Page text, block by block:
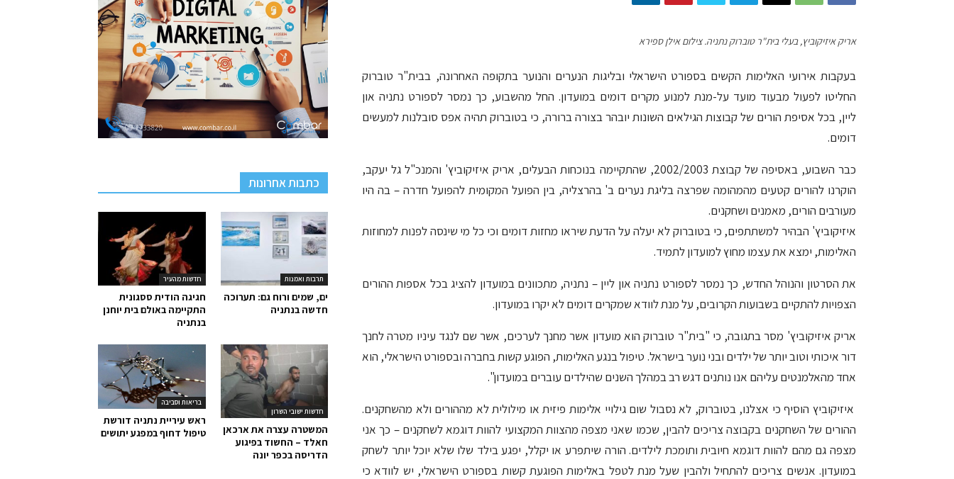
אריק איזיקוביץ, בעלי בית"ר טוברוק נתניה. צילום אילן ספירא
בעקבות אירועי האלימות הקשים בספורט הישראלי ובליגות הנערים והנוער בתקופה האחרונה, בבית"ר טוברוק
החליטו לפעול מבעוד מועד על-מנת למנוע מקרים דומים במועדון. החל מהשבוע, כך נמסר לספורט נתניה און
ליין, בכל אסיפת הורים של קבוצות הגילאים השונות יובהר בצורה ברורה, כי בטוברוק תהיה אפס סובלנות למעשים
דומים.
כבר השבוע, באסיפה של קבוצת 2002/2003, שהתקיימה בנוכחות הבעלים, אריק איזיקוביץ' והמנכ"ל גל יעקב,
הוקרנו להורים קטעים מהמהומה שפרצה בליגת נערים ב' בהרצליה, בין הפועל המקומית להפועל חדרה – בה היו
מעורבים הורים, מאמנים ושחקנים.
איזיקוביץ' הבהיר למשתתפים, כי בטוברוק לא יעלה על הדעת שיראו מחזות דומים וכי כל מי שינסה לפנות למחוזות
האלימות, ימצא את עצמו מחוץ למועדון לתמיד.
את הסרטון והנוהל החדש, כך נמסר לספורט נתניה און ליין – נתניה, מתכוונים במועדון להציג בכל אספות ההורים
הצפויות להתקיים בשבועות הקרובים, על מנת לוודא שמקרים דומים לא יקרו במועדון.
אריק איזיקוביץ' מסר בתגובה, כי "בית"ר טוברוק הוא מועדון אשר מחנך לערכים, אשר שם לנגד עיניו מטרה לחנך
דור איכותי וטוב יותר של ילדים ובני נוער בישראל. טיפול בנגע האלימות, הפוגע קשות בחברה ובספורט הישראלי, הוא
אחד מהאלמנטים עליהם אנו נותנים דגש רב במהלך השנים שהילדים עוברים במועדון".
איזיקוביץ הוסיף כי אצלנו, בטוברוק, לא נסבול שום גילויי אלימות פיזית או מילולית לא מההורים ולא מהשחקנים.
ההורים של השחקנים בקבוצה צריכים להבין, שכמו שאני מצפה מהצוות המקצועי להוות דוגמא לשחקנים – כך אני
מצפה גם מהם להוות דוגמא חיובית ותומכת לילדים. הורה שיתפרע או יקלל, יפגע בילד שלו שלא יוכל יותר לשחק
במועדון. אנשים צריכים להתחיל ולהבין שעל מנת לטפל באלימות הפוגעת קשות בספורט הישראלי, יש לוודא כי
כתבות אחרונות
חדשות מהעיר
חגיגה הודית ססגונית
התקיימה באולם בית יוחנן
בנתניה
תרבות ואמנות
ים, שמים ורוח גם: תערוכה
חדשה בנתניה
בריאות וסביבה
ראש עיריית נתניה דורשת
טיפול דחוף במפגע יתושים
חדשות ישובי השרון
המשטרה עצרה את ארכאן
חאלד – החשוד בפיגוע
הדריסה בכפר יונה